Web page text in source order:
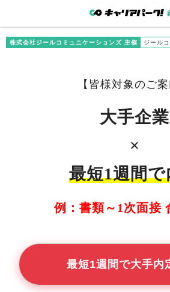
株式会社ジールコミュニケーションズ 主催 ジール
【 皆様対象のご案
大手企業
×
最短1週間で
例：書類～1次面接
最短1週間で大手内